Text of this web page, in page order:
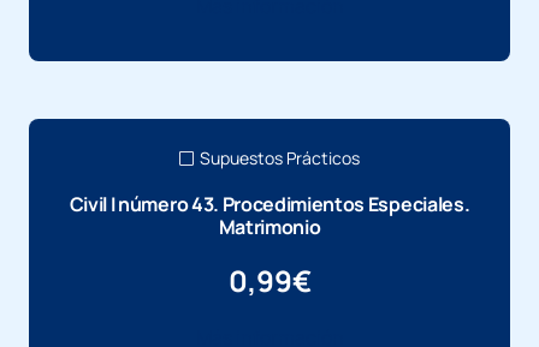
Supuestos Prácticos
Civil I número 43. Procedimientos Especiales.
Matrimonio
0,99€